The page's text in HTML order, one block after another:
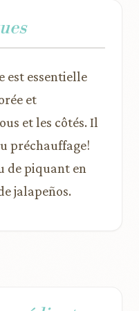
est essentielle
et
et les côtés. Il
préchauffage!
de piquant en
jalapeños.